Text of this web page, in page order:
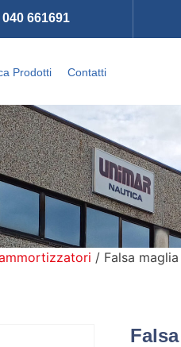
040 661691
Prodotti Contatti
/ Falsa